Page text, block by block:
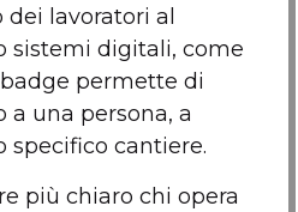
dei lavoratori al
sistemi digitali, come
permette di
a una persona, a
specifico cantiere.
più chiaro chi opera